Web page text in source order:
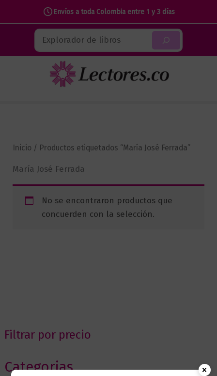
Envíos a toda Colombia entre 1 y 3 días
contenido
Buscar
Filtrar por precio
Categorias
Inicio / Productos etiquetados “María José Ferrada”
María José Ferrada
No se encontraron productos que
concuerden con la selección.